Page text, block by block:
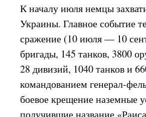
К началу июля немцы
Украины. Главное событие
сражение (10 июля — 10
бригады, 145 танков, 3800
28 дивизий, 1040 танков и
командованием генерал-
боевое крещение наземные
получившие название